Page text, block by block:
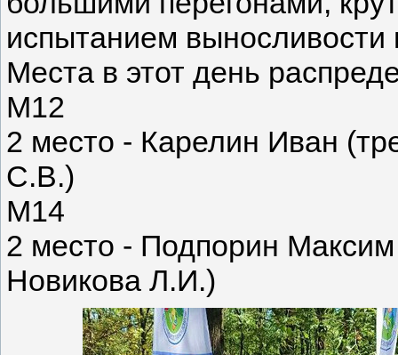
испытанием выносливости
Места в этот день
М12
2 место - Карелин Иван
С.В.)
М14
2 место - Подпорин
Новикова Л.И.)